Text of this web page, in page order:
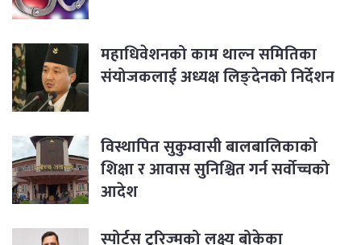
महाधिवेशनको काम थाल्न समितिका
संयोजकलाई अध्यक्ष लिङ्देनको निर्देशन
विस्थापित सुकुम्वासी बालबालिकाको
शिक्षा र आवास सुनिश्चित गर्न सर्वोच्चको
आदेश
स्पोर्टस टुरिज्मको लक्ष्य बोकेका